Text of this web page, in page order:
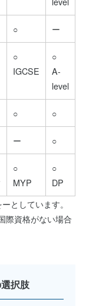
○ ー
○
IGCSE
○
A-
level
○ ○
ー ○
○
MYP
○
DP
としています。
際資格がない場合
択肢